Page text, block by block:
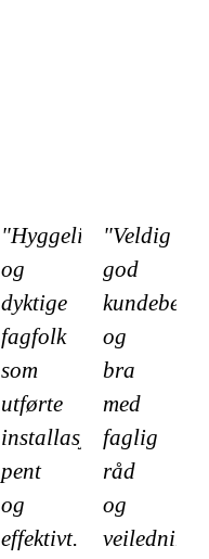
"Hyggelige
og
dyktige
fagfolk
som
utførte
installasjon
pent
og
effektivt.
"Veldig
god
og
bra
med
faglig
råd
og
veiledning